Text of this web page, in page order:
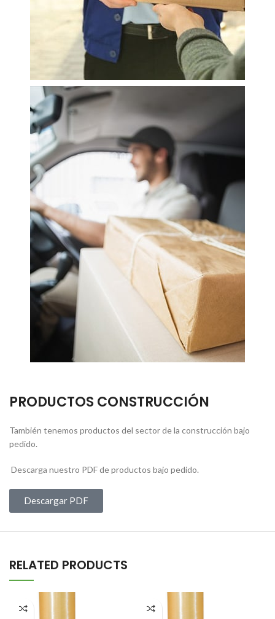
PRODUCTOS CONSTRUCCIÓN
También tenemos productos del sector de la construcción bajo
pedido.
Descarga nuestro PDF de productos bajo pedido.
Descargar PDF
RELATED PRODUCTS